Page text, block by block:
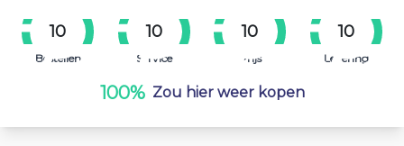
10
Bestellen
10
Service
10
Prijs
10
Levering
100% Zou hier weer kopen